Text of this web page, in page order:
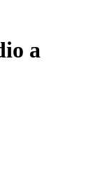
a